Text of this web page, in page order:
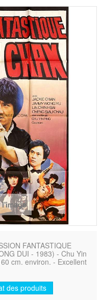
FANTASTIQUE
DUI - 1983) - Chu Yin
cm. environ. - Excellent
des produits